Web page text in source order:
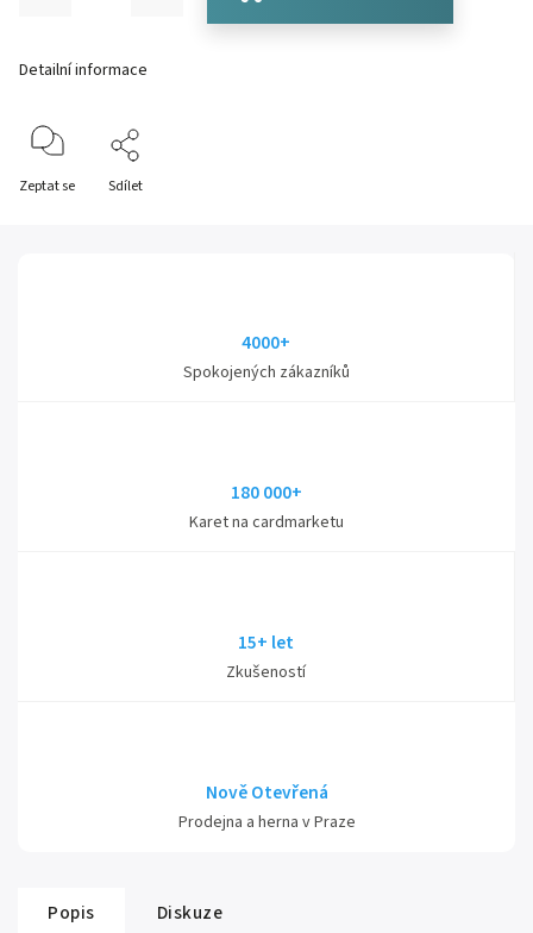
Detailní informace
Zeptat se Sdílet
4000+
Spokojených zákazníků
180 000+
Karet na cardmarketu
15+ let
Zkušeností
Nově Otevřená
Prodejna a herna v Praze
Popis Diskuze